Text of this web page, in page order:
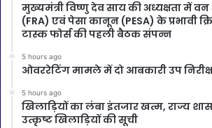
मुख्यमंत्री विष्णु देव साय की अध्यक्षता में
(FRA) एवं पेसा कानून (PESA) के प्रभावी
टास्क फोर्स की पहली बैठक संपन्न
5 hours ago
ओवररेटिंग मामले में दो आबकारी उप
5 hours ago
खिलाड़ियों का लंबा इंतजार खत्म, राज्य
उत्कृष्ट खिलाड़ियों की सूची